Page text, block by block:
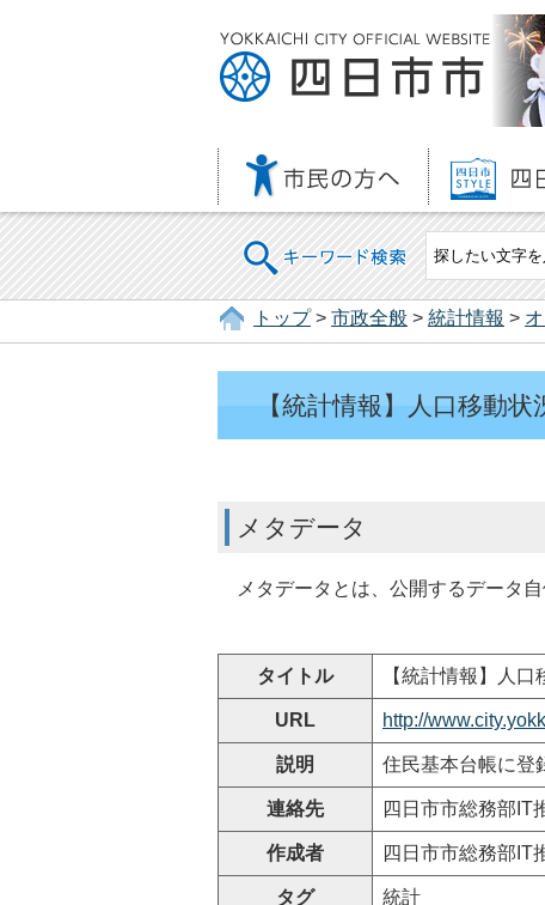
キーワード検索
トップ> 市政全般 > 統計情報 >
【統計情報】人口移動状
メタデータ
メタデータとは、公開するデータ自
タイトル
【統計情報】人口
URL http://
説明 住民基本台帳に登
連絡先 四日市市総務部IT
作成者 四日市市総務部IT
タグ 統計